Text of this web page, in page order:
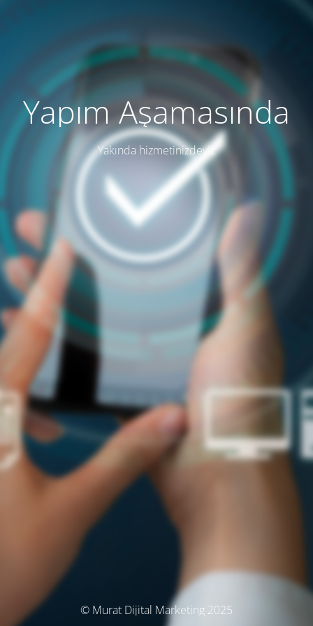
Yapım Aşamasında
Yakında hizmetinizdeyiz
© Murat Dijital Marketing 2025